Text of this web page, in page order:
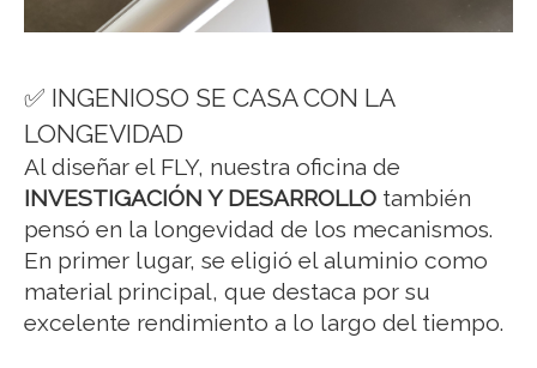
✅ INGENIOSO SE CASA CON LA
LONGEVIDAD
Al diseñar el FLY, nuestra oficina de
INVESTIGACIÓN Y DESARROLLO también
pensó en la longevidad de los mecanismos.
En primer lugar, se eligió el aluminio como
material principal, que destaca por su
excelente rendimiento a lo largo del tiempo.